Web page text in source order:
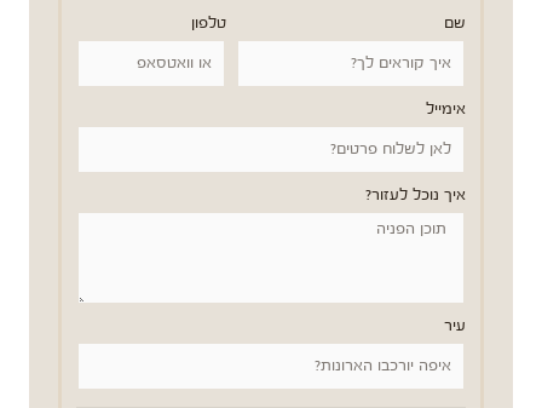
שם טלפון
אימייל
איך נוכל לעזור?
עיר